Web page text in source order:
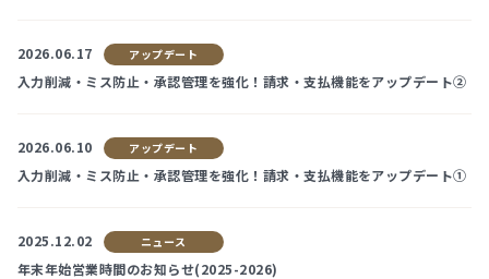
2026.06.17 アップデート
入力削減・ミス防止・承認管理を強化！請求・支払機能をアップデート②
2026.06.10 アップデート
入力削減・ミス防止・承認管理を強化！請求・支払機能をアップデート①
2025.12.02 ニュース
年末年始営業時間のお知らせ(2025-2026)